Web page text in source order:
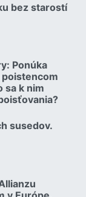
bez starostí
Ponúka
sa k nim
susedov.